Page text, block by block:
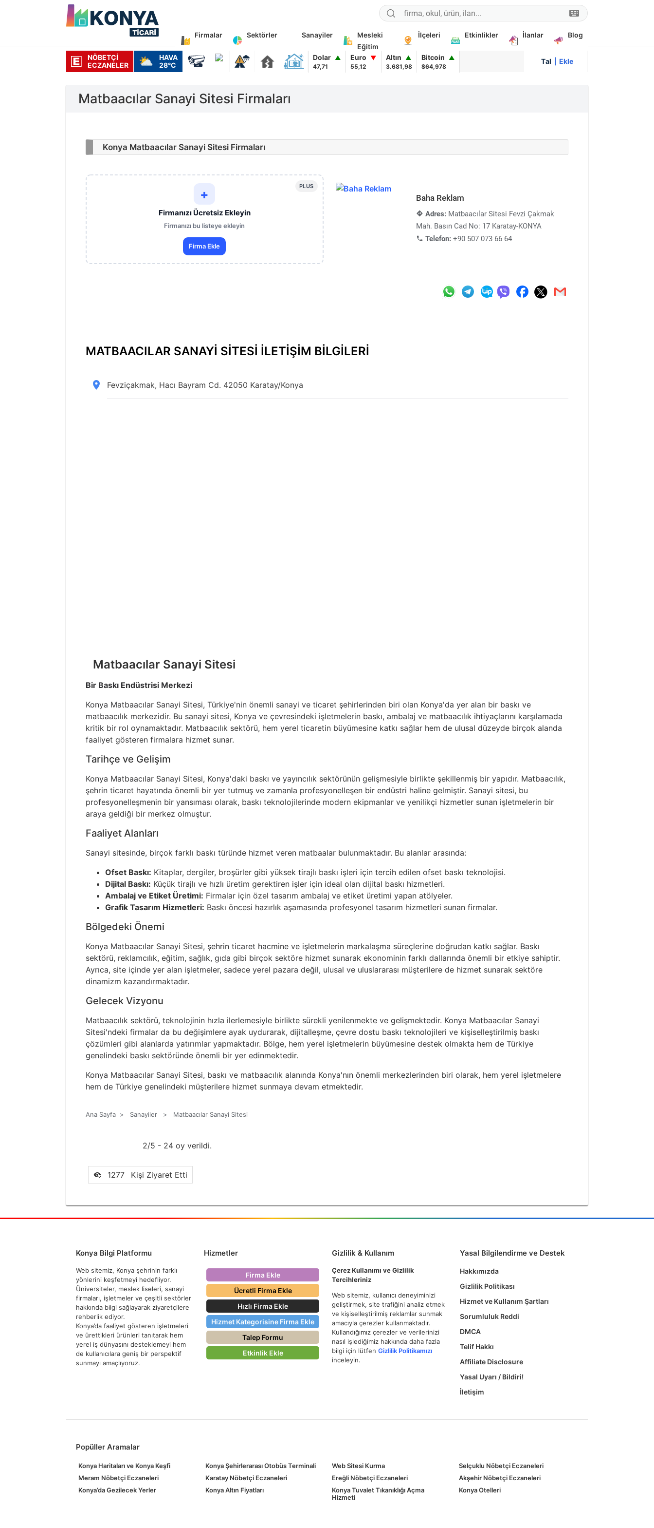
Firmalar Sektörler Sanayiler
Mesleki
Eğitim
İlçeleri Etkinlikler İlanlar Blog
NÖBETÇI
ECZANELER
⛅
HAVA
28°C
Dolar ▲
47,71
Euro ▼
55,12
Altın
▲
3.681,98
Bitcoin
▲
$64,978
Talep | Ekle
Matbaacılar Sanayi Sitesi Firmaları
Konya Matbaacılar Sanayi Sitesi Firmaları
PLUS
+
Firmanızı Ücretsiz Ekleyin
Firmanızı bu listeye ekleyin
Firma Ekle
Baha Reklam
Adres:Matbaacılar Sitesi Fevzi Çakmak
Mah. Basın Cad No: 17 Karatay-KONYA
Telefon:+90 507 073 66 64
MATBAACILAR SANAYI SITESI İLETİŞİM BİLGİLERİ
Fevziçakmak, Hacı Bayram Cd. 42050 Karatay/Konya
Matbaacılar Sanayi Sitesi
Bir Baskı Endüstrisi Merkezi
Konya Matbaacılar Sanayi Sitesi, Türkiye'nin önemli sanayi ve ticaret şehirlerinden biri olan Konya'da yer alan bir baskı ve
matbaacılık merkezidir. Bu sanayi sitesi, Konya ve çevresindeki işletmelerin baskı, ambalaj ve matbaacılık ihtiyaçlarını karşılamada
kritik bir rol oynamaktadır. Matbaacılık sektörü, hem yerel ticaretin büyümesine katkı sağlar hem de ulusal düzeyde birçok alanda
faaliyet gösteren firmalara hizmet sunar.
Tarihçe ve Gelişim
Konya Matbaacılar Sanayi Sitesi, Konya'daki baskı ve yayıncılık sektörünün gelişmesiyle birlikte şekillenmiş bir yapıdır. Matbaacılık,
şehrin ticaret hayatında önemli bir yer tutmuş ve zamanla profesyonelleşen bir endüstri haline gelmiştir. Sanayi sitesi, bu
profesyonelleşmenin bir yansıması olarak, baskı teknolojilerinde modern ekipmanlar ve yenilikçi hizmetler sunan işletmelerin bir
araya geldiği bir merkez olmuştur.
Faaliyet Alanları
Sanayi sitesinde, birçok farklı baskı türünde hizmet veren matbaalar bulunmaktadır. Bu alanlar arasında:
Ofset Baskı: Kitaplar, dergiler, broşürler gibi yüksek tirajlı baskı işleri için tercih edilen ofset baskı teknolojisi.
Dijital Baskı: Küçük tirajlı ve hızlı üretim gerektiren işler için ideal olan dijital baskı hizmetleri.
Ambalaj ve Etiket Üretimi: Firmalar için özel tasarım ambalaj ve etiket üretimi yapan atölyeler.
Grafik Tasarım Hizmetleri: Baskı öncesi hazırlık aşamasında profesyonel tasarım hizmetleri sunan firmalar.
Bölgedeki Önemi
Konya Matbaacılar Sanayi Sitesi, şehrin ticaret hacmine ve işletmelerin markalaşma süreçlerine doğrudan katkı sağlar. Baskı
sektörü, reklamcılık, eğitim, sağlık, gıda gibi birçok sektöre hizmet sunarak ekonominin farklı dallarında önemli bir etkiye sahiptir.
Ayrıca, site içinde yer alan işletmeler, sadece yerel pazara değil, ulusal ve uluslararası müşterilere de hizmet sunarak sektöre
dinamizm kazandırmaktadır.
Gelecek Vizyonu
Matbaacılık sektörü, teknolojinin hızla ilerlemesiyle birlikte sürekli yenilenmekte ve gelişmektedir. Konya Matbaacılar Sanayi
Sitesi'ndeki firmalar da bu değişimlere ayak uydurarak, dijitalleşme, çevre dostu baskı teknolojileri ve kişiselleştirilmiş baskı
çözümleri gibi alanlarda yatırımlar yapmaktadır. Bölge, hem yerel işletmelerin büyümesine destek olmakta hem de Türkiye
genelindeki baskı sektöründe önemli bir yer edinmektedir.
Konya Matbaacılar Sanayi Sitesi, baskı ve matbaacılık alanında Konya'nın önemli merkezlerinden biri olarak, hem yerel işletmelere
hem de Türkiye genelindeki müşterilere hizmet sunmaya devam etmektedir.
Ana Sayfa > Sanayiler > Matbaacılar Sanayi Sitesi
2/5 - 24 oy verildi.
1277 Kişi Ziyaret Etti
Konya Bilgi Platformu
Web sitemiz, Konya şehrinin farklı
yönlerini keşfetmeyi hedefliyor.
Üniversiteler, meslek liseleri, sanayi
firmaları, işletmeler ve çeşitli sektörler
hakkında bilgi sağlayarak ziyaretçilere
rehberlik ediyor.
Konya’da faaliyet gösteren işletmeleri
ve ürettikleri ürünleri tanıtarak hem
yerel iş dünyasını desteklemeyi hem
de kullanıcılara geniş bir perspektif
sunmayı amaçlıyoruz.
Hizmetler
Firma Ekle
Ücretli Firma Ekle
Hızlı Firma Ekle
Hizmet Kategorisine Firma Ekle
Talep Formu
Etkinlik Ekle
Gizlilik & Kullanım
Çerez Kullanımı ve Gizlilik
Tercihleriniz
Web sitemiz, kullanıcı deneyiminizi
geliştirmek, site trafiğini analiz etmek
ve kişiselleştirilmiş reklamlar sunmak
amacıyla çerezler kullanmaktadır.
Kullandığımız çerezler ve verilerinizi
nasıl işlediğimiz hakkında daha fazla
bilgi için lütfen Gizlilik Politikamızı
inceleyin.
Yasal Bilgilendirme ve Destek
Hakkımızda
Gizlilik Politikası
Hizmet ve Kullanım Şartları
Sorumluluk Reddi
DMCA
Telif Hakkı
Affiliate Disclosure
Yasal Uyarı / Bildiri!
İletişim
Popüller Aramalar
Konya Haritaları ve Konya Keşfi Konya Şehirlerarası Otobüs Terminali Web Sitesi Kurma
Selçuklu Nöbetçi Eczaneleri
Meram Nöbetçi Eczaneleri
Karatay Nöbetçi Eczaneleri Ereğli Nöbetçi Eczaneleri
Akşehir Nöbetçi Eczaneleri
Konya’da Gezilecek Yerler
Konya Altın Fiyatları
Konya Tuvalet Tıkanıklığı Açma
Hizmeti
Konya Otelleri